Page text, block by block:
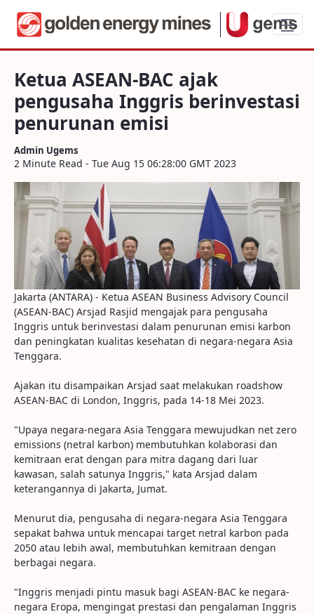
Ketua ASEAN-BAC ajak pengusaha
Ketua ASEAN-BAC ajak
pengusaha Inggris berinvestasi
penurunan emisi
Admin Ugems
2 Minute Read - Tue Aug 15 06:28:00 GMT 2023
Jakarta (ANTARA) - Ketua ASEAN Business Advisory Council
(ASEAN-BAC) Arsjad Rasjid mengajak para pengusaha
Inggris untuk berinvestasi dalam penurunan emisi karbon
dan peningkatan kualitas kesehatan di negara-negara Asia
Tenggara.
Ajakan itu disampaikan Arsjad saat melakukan roadshow
ASEAN-BAC di London, Inggris, pada 14-18 Mei 2023.
"Upaya negara-negara Asia Tenggara mewujudkan net zero
emissions (netral karbon) membutuhkan kolaborasi dan
kemitraan erat dengan para mitra dagang dari luar
kawasan, salah satunya Inggris," kata Arsjad dalam
keterangannya di Jakarta, Jumat.
Menurut dia, pengusaha di negara-negara Asia Tenggara
sepakat bahwa untuk mencapai target netral karbon pada
2050 atau lebih awal, membutuhkan kemitraan dengan
berbagai negara.
"Inggris menjadi pintu masuk bagi ASEAN-BAC ke negara-
negara Eropa, mengingat prestasi dan pengalaman Inggris